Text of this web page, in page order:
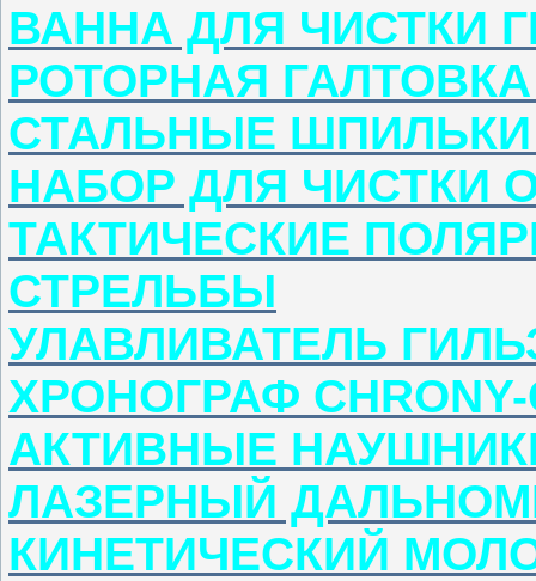
ВАННА ДЛЯ ЧИСТКИ
РОТОРНАЯ
СТАЛЬНЫЕ
НАБОР ДЛЯ ЧИСТКИ
ТАКТИЧЕСКИЕ
СТРЕЛЬБЫ
УЛАВЛИВАТЕЛЬ
ХРОНОГРАФ
АКТИВНЫЕ
ЛАЗЕРНЫЙ
КИНЕТИЧЕСКИЙ